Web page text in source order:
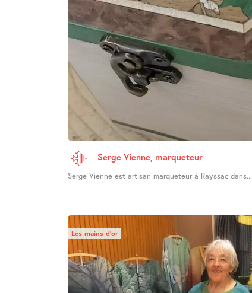
Serge Vienne, marqueteur
Serge Vienne est artisan marqueteur à Rayssac dans...
Les mains d’or